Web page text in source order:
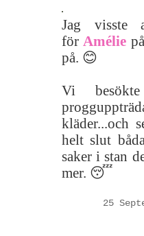
Jag visste
förAmélie
på. 😊
Vi
kläder...och
helt slut
saker i stan
mer. 😴
25